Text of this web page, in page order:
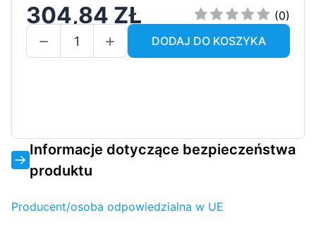
304,84 ZŁ
(0)
DODAJ DO KOSZYKA
Informacje dotyczące bezpieczeństwa
produktu
Producent/osoba odpowiedzialna w UE